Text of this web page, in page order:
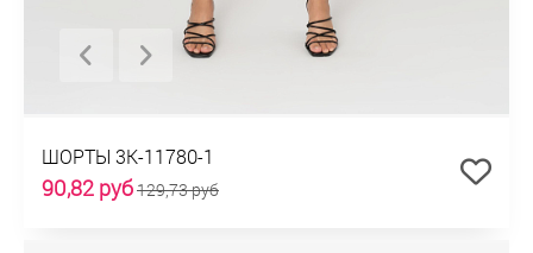
ШОРТЫ 3К-11780-1
90,82 руб129,73 руб